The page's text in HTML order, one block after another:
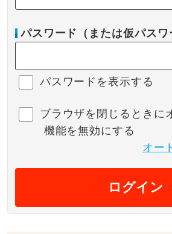
パスワード（または仮パスワ
パスワードを表示する
ブラウザを閉じるときに
機能を無効にする
オー
ログイン